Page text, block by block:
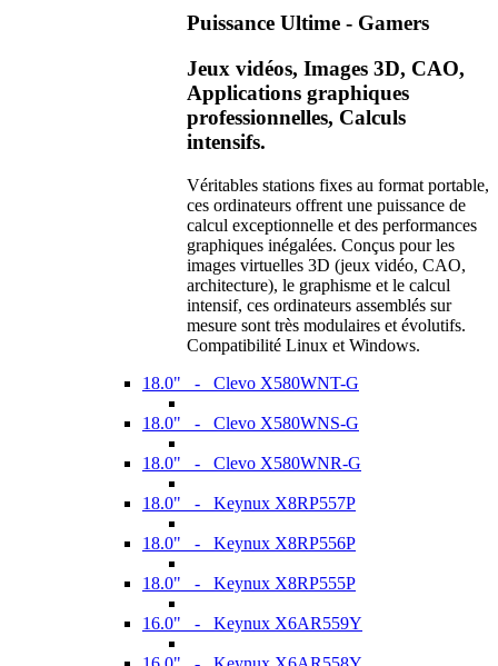
Puissance Ultime - Gamers
Jeux vidéos, Images 3D, CAO,
Applications graphiques
professionnelles, Calculs
intensifs.
Véritables stations fixes au format portable,
ces ordinateurs offrent une puissance de
calcul exceptionnelle et des performances
graphiques inégalées. Conçus pour les
images virtuelles 3D (jeux vidéo, CAO,
architecture), le graphisme et le calcul
intensif, ces ordinateurs assemblés sur
mesure sont très modulaires et évolutifs.
Compatibilité Linux et Windows.
18.0" - Clevo X580WNT-G
18.0" - Clevo X580WNS-G
18.0" - Clevo X580WNR-G
18.0" - Keynux X8RP557P
18.0" - Keynux X8RP556P
18.0" - Keynux X8RP555P
16.0" - Keynux X6AR559Y